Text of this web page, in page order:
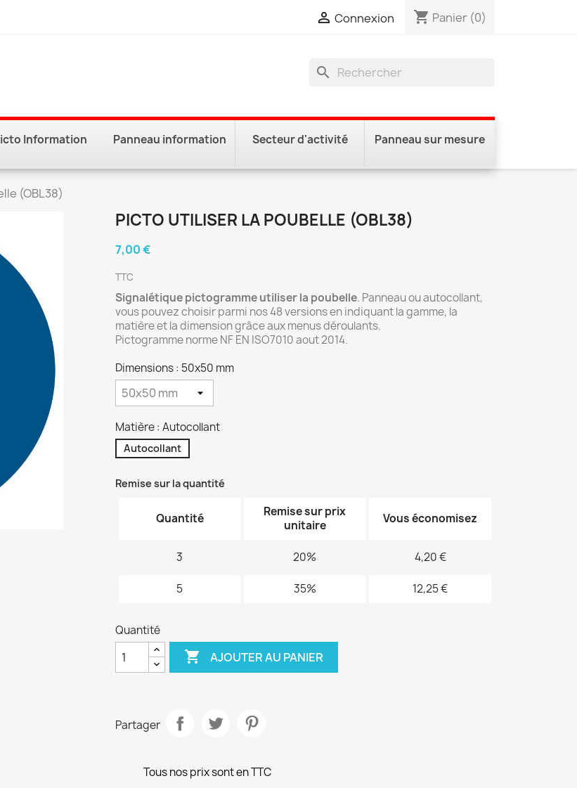
 Connexion shopping_cart Panier (0)
search
Information Panneau information Secteur d'activité Panneau sur mesure
(OBL38)
PICTO UTILISER LA POUBELLE (OBL38)
7,00 €
TTC
Signalétique pictogramme utiliser la poubelle. Panneau ou autocollant,
vous pouvez choisir parmi nos 48 versions en indiquant la gamme, la
matière et la dimension grâce aux menus déroulants.
Pictogramme norme NF EN ISO7010 aout 2014.
Dimensions : 50x50 mm
Matière : Autocollant
Autocollant
Remise sur la quantité
Quantité
Remise sur prix
unitaire
Vous économisez
3 20% 4,20 €
5 35% 12,25 €
Quantité
 AJOUTER AU PANIER
Partager
Tous nos prix sont en TTC